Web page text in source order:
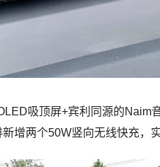
吸顶屏+宾利 同源的Naim
增两个50W竖向无线快充，